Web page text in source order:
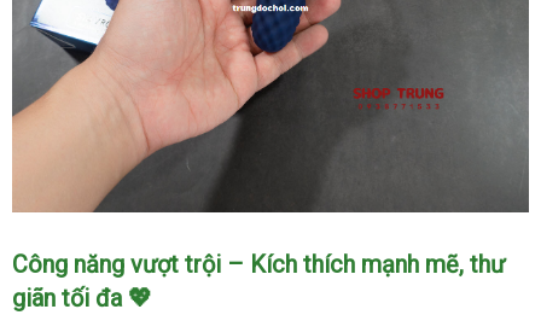
Trứng
Rung
Vivian
Công năng vượt trội – Kích thích mạnh mẽ, thư
giãn tối đa 💖